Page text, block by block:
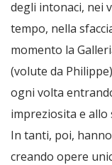
degli intonaci, nei
tempo, nella
momento la
(volute da
ogni volta
impreziosita e
In tanti, poi,
creando opere